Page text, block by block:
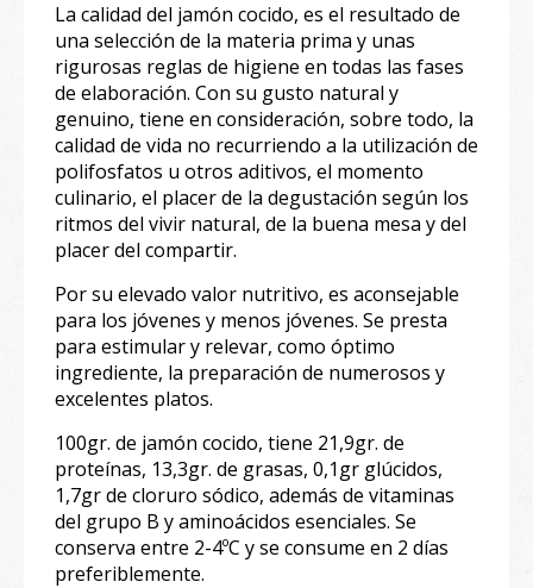
La calidad del jamón cocido, es el resultado de
una selección de la materia prima y unas
rigurosas reglas de higiene en todas las fases
de elaboración. Con su gusto natural y
genuino, tiene en consideración, sobre todo, la
calidad de vida no recurriendo a la utilización de
polifosfatos u otros aditivos, el momento
culinario, el placer de la degustación según los
ritmos del vivir natural, de la buena mesa y del
placer del compartir.
Por su elevado valor nutritivo, es aconsejable
para los jóvenes y menos jóvenes. Se presta
para estimular y relevar, como óptimo
ingrediente, la preparación de numerosos y
excelentes platos.
100gr. de jamón cocido, tiene 21,9gr. de
proteínas, 13,3gr. de grasas, 0,1gr glúcidos,
1,7gr de cloruro sódico, además de vitaminas
del grupo B y aminoácidos esenciales. Se
conserva entre 2-4ºC y se consume en 2 días
preferiblemente.